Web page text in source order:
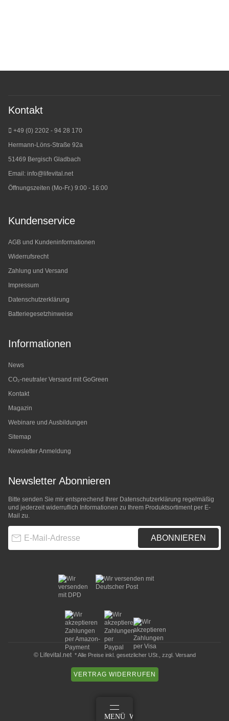
Kontakt
+49 (0) 2202 - 94 28 170
Hermann-Löns-Straße 92a
51469 Bergisch Gladbach
Email: info@lifevital.net
Öffnungszeiten (Mo-Fr.) 9:00 - 16:00
Kundenservice
AGB und Kundeninformationen
Widerrufsrecht
Zahlung und Versand
Impressum
Datenschutzerklärung
Batteriegesetzhinweise
Informationen
News
CO₂-neutraler Versand mit GoGreen
Kontakt
Magazin
Webinare und Ausbildungen
Sitemap
Newsletter Anmeldung
Newsletter Abonnieren
Bitte senden Sie mir entsprechend Ihrer Datenschutzerklärung regelmäßig
und jederzeit widerruflich Informationen zu Ihrem Produktsortiment per E-
Mail zu.
ABONNIEREN
© Lifevital.net* Alle Preise inkl. gesetzlicher USt., zzgl. Versand
VERTRAG WIDERRUFEN
MENÜ WARENKORB